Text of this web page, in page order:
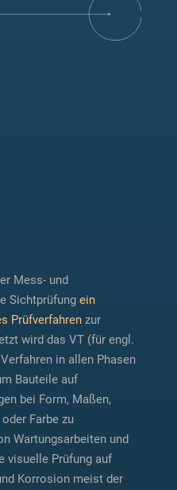
Mess- und
Sichtprüfung ein
Prüfverfahrenzur
wird das VT (für engl.
in allen Phasen
Bauteile auf
bei Form, Maßen,
Farbe zu
Wartungsarbeiten und
visuelle Prüfung auf
Korrosion meist der